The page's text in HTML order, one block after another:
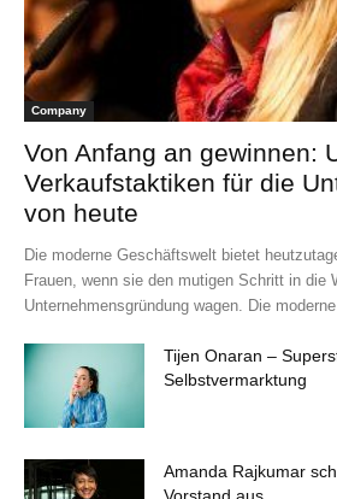
Company
Von Anfang an gewinnen:
Verkaufstaktiken für die
von heute
Die moderne Geschäftswelt bietet
Frauen, wenn sie den mutigen Schritt in die
Unternehmensgründung wagen. Die
Tijen Onaran –
Selbstvermarktung
Amanda Rajkumar
Vorstand aus